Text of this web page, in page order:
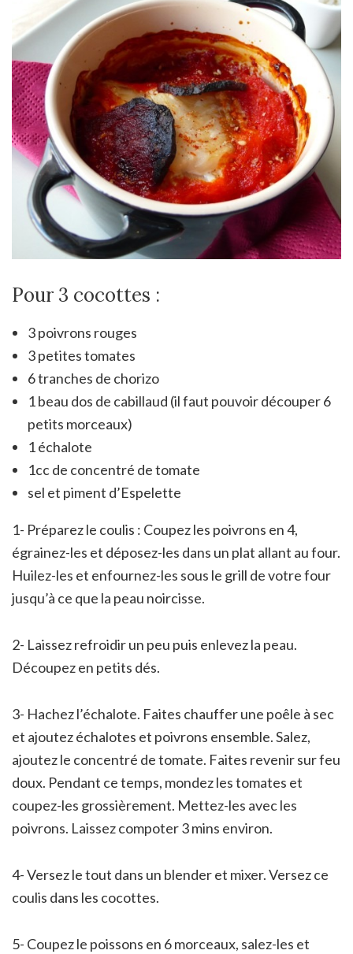
Pour 3 cocottes :
3 poivrons rouges
3 petites tomates
6 tranches de chorizo
1 beau dos de cabillaud (il faut pouvoir découper 6
petits morceaux)
1 échalote
1cc de concentré de tomate
sel et piment d’Espelette
1- Préparez le coulis : Coupez les poivrons en 4,
égrainez-les et déposez-les dans un plat allant au four.
Huilez-les et enfournez-les sous le grill de votre four
jusqu’à ce que la peau noircisse.
2- Laissez refroidir un peu puis enlevez la peau.
Découpez en petits dés.
3- Hachez l’échalote. Faites chauffer une poêle à sec
et ajoutez échalotes et poivrons ensemble. Salez,
ajoutez le concentré de tomate. Faites revenir sur feu
doux. Pendant ce temps, mondez les tomates et
coupez-les grossièrement. Mettez-les avec les
poivrons. Laissez compoter 3 mins environ.
4- Versez le tout dans un blender et mixer. Versez ce
coulis dans les cocottes.
5- Coupez le poissons en 6 morceaux, salez-les et